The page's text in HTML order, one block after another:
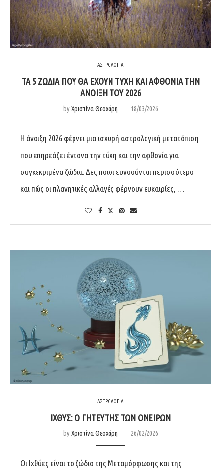
ΑΣΤΡΟΛΟΓΙΑ
ΤΑ 5 ΖΏΔΙΑ ΠΟΥ ΘΑ ΈΧΟΥΝ ΤΎΧΗ ΚΑΙ ΑΦΘΟΝΊΑ ΤΗΝ
ΆΝΟΙΞΗ ΤΟΥ 2026
byΧριστίνα Θεοχάρη 18/03/2026
Η άνοιξη 2026 φέρνει μια ισχυρή αστρολογική μετατόπιση
που επηρεάζει έντονα την τύχη και την αφθονία για
συγκεκριμένα ζώδια. Δες ποιοι ευνοούνται περισσότερο
και πώς οι πλανητικές αλλαγές φέρνουν ευκαιρίες, …
ΑΣΤΡΟΛΟΓΙΑ
ΙΧΘΎΣ: Ο ΓΗΤΕΥΤΉΣ ΤΩΝ ΟΝΕΊΡΩΝ
byΧριστίνα Θεοχάρη 26/02/2026
Oι Ιχθύες είναι το ζώδιο της Μεταμόρφωσης και της